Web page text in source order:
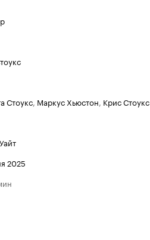
Стоукс, Маркус Хьюстон, Крис Стоукс
2025